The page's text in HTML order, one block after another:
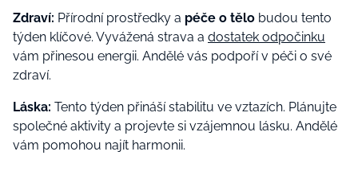
Zdraví: Přírodní prostředky a péče o tělo budou tento
týden klíčové. Vyvážená strava a dostatek odpočinku
vám přinesou energii. Andělé vás podpoří v péči o své
zdraví.
Láska: Tento týden přináší stabilitu ve vztazích. Plánujte
společné aktivity a projevte si vzájemnou lásku. Andělé
vám pomohou najít harmonii.